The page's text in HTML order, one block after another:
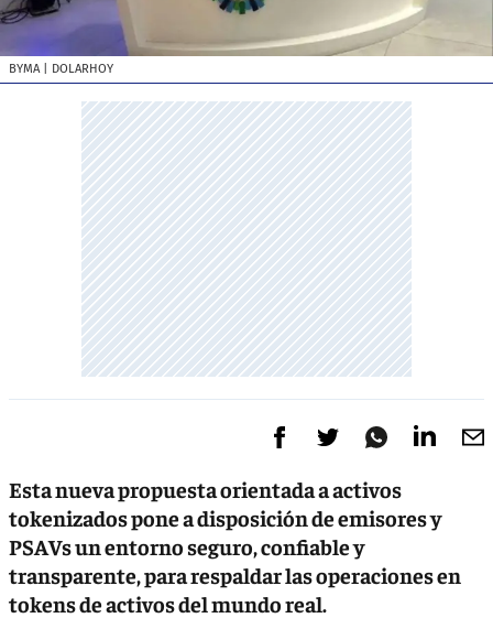
BYMA| DOLARHOY
Esta nueva propuesta orientada a activos
tokenizados pone a disposición de emisores y
PSAVs un entorno seguro, confiable y
transparente, para respaldar las operaciones en
tokens de activos del mundo real.